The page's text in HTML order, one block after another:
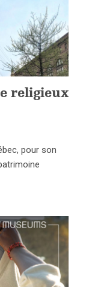
religieux
pour son